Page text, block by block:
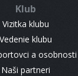
Klub
Vizitka klubu
Vedenie klubu
a osobnosti
Naši partneri
CONTACT